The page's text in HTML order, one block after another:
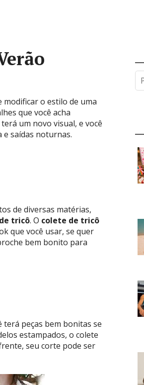
o estilo de uma
que você acha
um novo visual, e você
saídas noturnas.
de diversas matérias,
tricô. O colete de tricô
que você usar, se quer
bem bonito para
terá peças bem bonitas se
estampados, o colete
seu corte pode ser